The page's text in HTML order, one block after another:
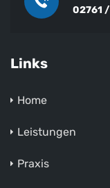
02761
Links
Home
Leistungen
Praxis